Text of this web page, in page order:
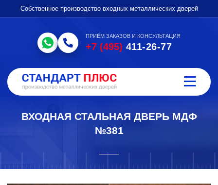
Собственное производство входных металлических дверей
ПРИЁМ ЗАКАЗОВ И КОНСУЛЬТАЦИЯ
+7 (495) 411-26-77
ВХОДНАЯ СТАЛЬНАЯ ДВЕРЬ МДФ
№381